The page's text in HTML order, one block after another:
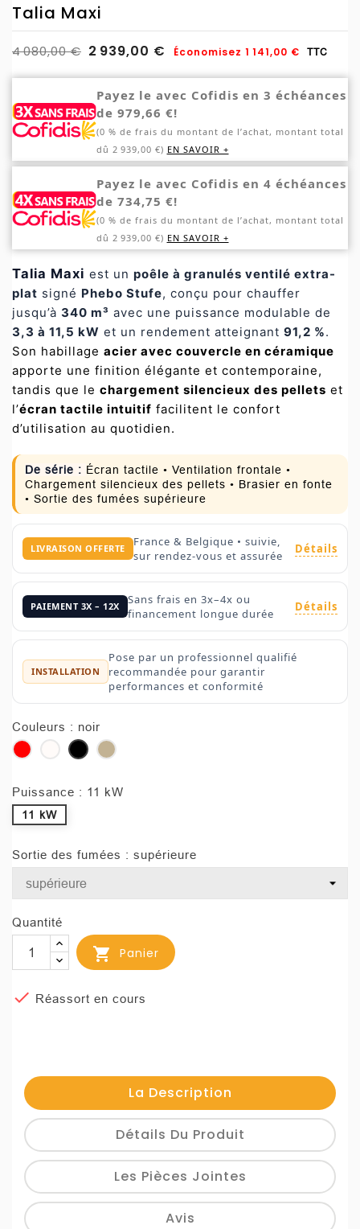
Talia Maxi
4 080,00 € 2 939,00 € Économisez 1 141,00 € TTC
Payez le avec Cofidis en 3 échéances
de 979,66 €!
(0 % de frais du montant de l’achat, montant total
dû 2 939,00 €) EN SAVOIR +
Payez le avec Cofidis en 4 échéances
de 734,75 €!
(0 % de frais du montant de l’achat, montant total
dû 2 939,00 €) EN SAVOIR +
Talia Maxi est un poêle à granulés ventilé extra-
plat signé Phebo Stufe, conçu pour chauffer
jusqu’à 340 m³ avec une puissance modulable de
3,3 à 11,5 kW et un rendement atteignant 91,2 %.
Son habillage acier avec couvercle en céramique
apporte une finition élégante et contemporaine,
tandis que le chargement silencieux des pellets et
l’écran tactile intuitif facilitent le confort
d’utilisation au quotidien.
De série : Écran tactile • Ventilation frontale •
Chargement silencieux des pellets • Brasier en fonte
• Sortie des fumées supérieure
LIVRAISON OFFERTE
France & Belgique • suivie,
sur rendez-vous et assurée
Détails
PAIEMENT 3X – 12X
Sans frais en 3x–4x ou
financement longue durée
Détails
INSTALLATION
Pose par un professionnel qualifié
recommandée pour garantir
performances et conformité
Couleurs : noir
rouge blancnoir ivoire
Puissance : 11 kW
11 kW
Sortie des fumées : supérieure
Quantité
 Panier
 Réassort en cours
La Description
Détails Du Produit
Les Pièces Jointes
Avis